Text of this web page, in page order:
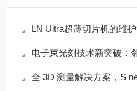
LN Ultra超薄切片机的维
电子束光刻技术新突破：邻
全 3D 测量解决方案，S